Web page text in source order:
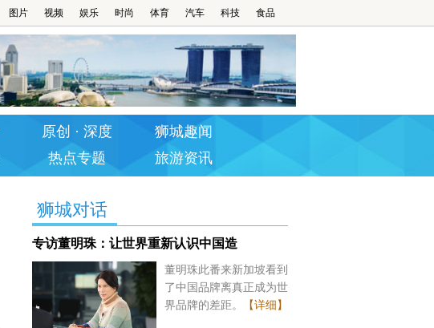
图片 视频 娱乐 时尚 体育 汽车 科技 食品
原创 · 深度
狮城趣闻
热点专题 旅游资讯
狮城对话
专访董明珠：让世界重新认识中国造
董明珠此番来新加坡看到
了中国品牌离真正成为世
界品牌的差距。
【详细】